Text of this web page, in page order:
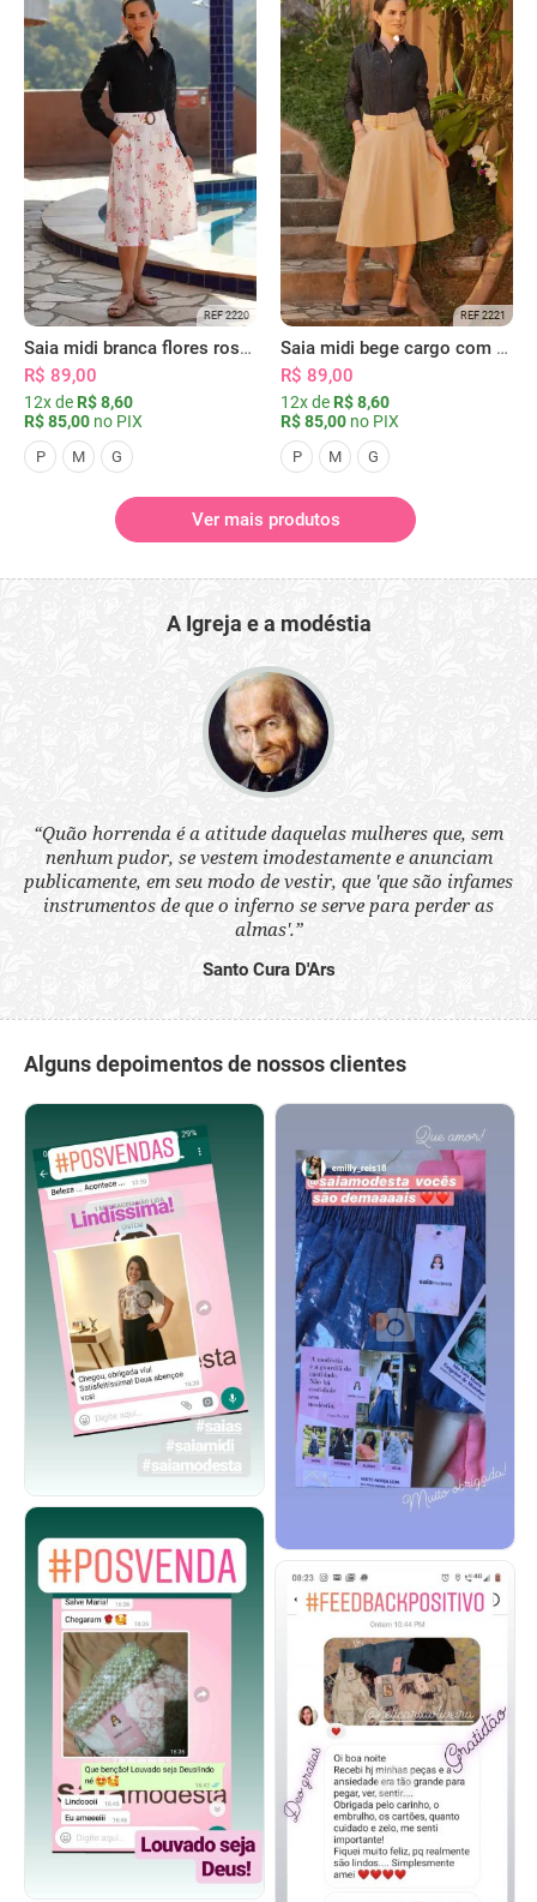
REF 2220
Saia midi branca flores rosas com bolsos
R$ 89,00
12x de R$ 8,60
R$ 85,00 no PIX
P M G
REF 2221
Saia midi bege cargo com bolsos
R$ 89,00
12x de R$ 8,60
R$ 85,00 no PIX
P M G
Ver mais produtos
A Igreja e a modéstia
“Quão horrenda é a atitude daquelas mulheres que, sem
nenhum pudor, se vestem imodestamente e anunciam
publicamente, em seu modo de vestir, que 'que são infames
instrumentos de que o inferno se serve para perder as
almas'.”
Santo Cura D'Ars
Alguns depoimentos de nossos clientes